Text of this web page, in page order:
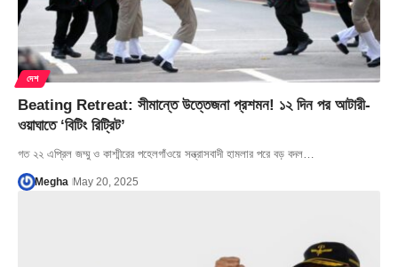
দেশ
Beating Retreat: সীমান্তে উত্তেজনা প্রশমন! ১২ দিন পর আটারী-
ওয়াঘাতে ‘বিটিং রিট্রিট’
গত ২২ এপ্রিল জম্মু ও কাশ্মীরের পহেলগাঁওয়ে সন্ত্রাসবাদী হামলার পরে বড় বদল…
Megha May 20, 2025